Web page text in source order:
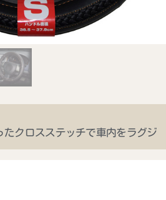
たクロスステッチで車内をラグジ